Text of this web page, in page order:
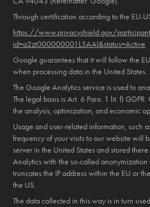
Through certification according to the EU-
https://www.privacyshield.gov/
id=a2zt000000001L5AAI&status=Active
Google guarantees that it will follow the
when processing data in the United States.
The Google Analytics service is used to
The legal basis is Art. 6 Para. 1 lit. f)
the analysis, optimization, and economic
Usage and user-related information, such
frequency of your visits to our website will
server in the United States and stored
Analytics with the so-called
truncates the IP address within the EU or
the US.
The data collected in this way is in turn